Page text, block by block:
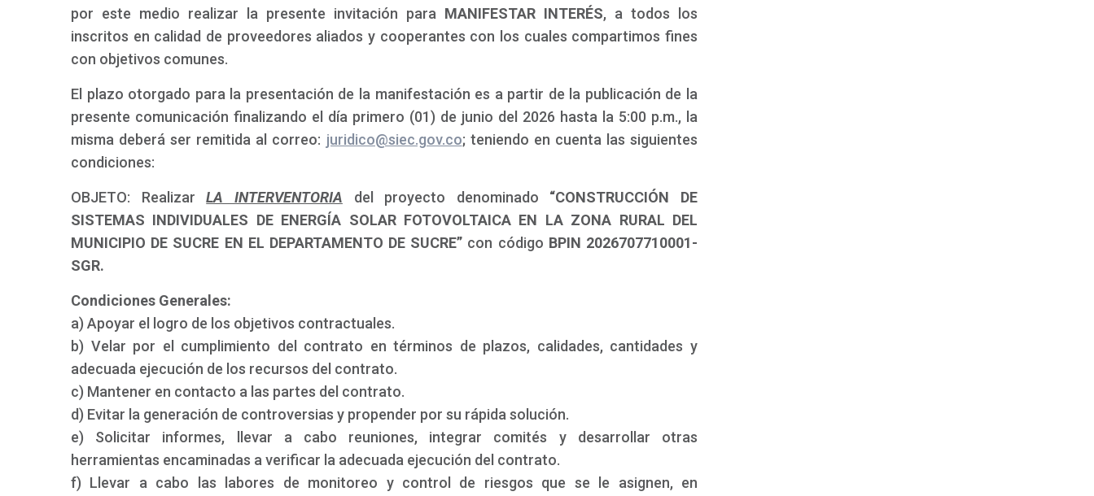
por este medio realizar la presente invitación para MANIFESTAR INTERÉS, a todos los
inscritos en calidad de proveedores aliados y cooperantes con los cuales compartimos fines
con objetivos comunes.
El plazo otorgado para la presentación de la manifestación es a partir de la publicación de la
presente comunicación finalizando el día primero (01) de junio del 2026 hasta la 5:00 p.m., la
misma deberá ser remitida al correo: juridico@siec.gov.co; teniendo en cuenta las siguientes
condiciones:
OBJETO: RealizarLA INTERVENTORIA del proyecto denominado “CONSTRUCCIÓN DE
SISTEMAS INDIVIDUALES DE ENERGÍA SOLAR FOTOVOLTAICA EN LA ZONA RURAL DEL
MUNICIPIO DE SUCRE EN EL DEPARTAMENTO DE SUCRE” con código BPIN 2026707710001-
SGR.
Condiciones Generales:
a) Apoyar el logro de los objetivos contractuales.
b) Velar por el cumplimiento del contrato en términos de plazos, calidades, cantidades y
adecuada ejecución de los recursos del contrato.
c) Mantener en contacto a las partes del contrato.
d) Evitar la generación de controversias y propender por su rápida solución.
e) Solicitar informes, llevar a cabo reuniones, integrar comités y desarrollar otras
herramientas encaminadas a verificar la adecuada ejecución del contrato.
f) Llevar a cabo las labores de monitoreo y control de riesgos que se le asignen, en